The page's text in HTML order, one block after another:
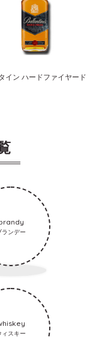
イン ハードファイヤード
ランデー
ィスキー